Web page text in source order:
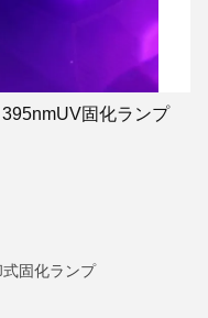
固化ランプ
固化ランプ